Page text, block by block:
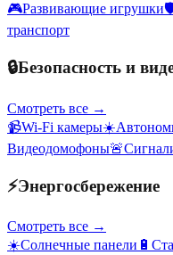
🎮Развивающие игрушки
транспорт
🔒Безопасность и
Смотреть все →
📹Wi-Fi камеры☀️
Видеодомофоны🚨
⚡Энергосбережение
Смотреть все →
☀️Солнечные панели 🔋